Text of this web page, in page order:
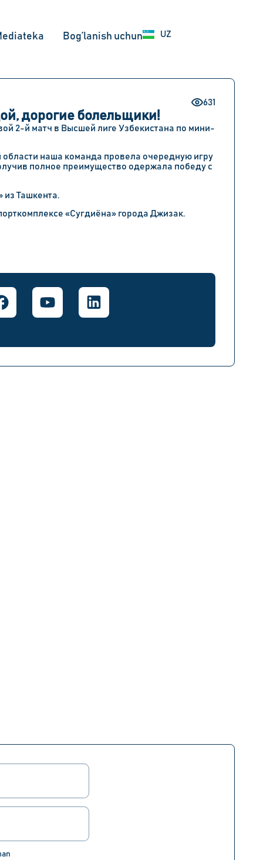
Bog’lanish uchun UZ
RU
631
дорогие болельщики!
2-й матч в Высшей лиге Узбекистана по мини-
области наша команда провела очередную игру
полное преимущество одержала победу с
Ташкента.
«Сугдиёна» города Джизак.